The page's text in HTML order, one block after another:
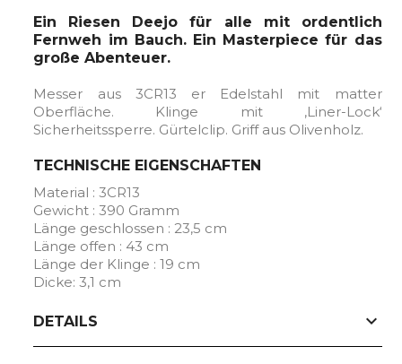
Ein Riesen Deejo für alle mit ordentlich
Fernweh im Bauch. Ein Masterpiece für das
große Abenteuer.
Messer aus 3CR13 er Edelstahl mit matter
Oberfläche. Klinge mit ‚Liner-Lock‘
Sicherheitssperre. Gürtelclip. Griff aus Olivenholz.
TECHNISCHE EIGENSCHAFTEN
Material : 3CR13
Gewicht : 390 Gramm
Länge geschlossen : 23,5 cm
Länge offen : 43 cm
Länge der Klinge : 19 cm
Dicke: 3,1 cm
DETAILS expand_more